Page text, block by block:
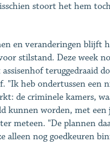
stoort het hem
en veranderingen blijft
stilstand. Deze week
teruggedraaid
"Ik heb ondertussen een
de criminele kamers,
kunnen worden, met een
meteen. "De plannen
alleen nog goedkeuren